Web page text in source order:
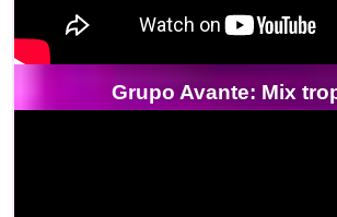
Grupo Avante: Mix